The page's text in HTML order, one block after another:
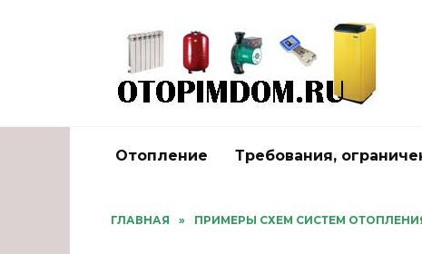
Отопление Требования,
ГЛАВНАЯ » ПРИМЕРЫ СХЕМ СИСТЕМ